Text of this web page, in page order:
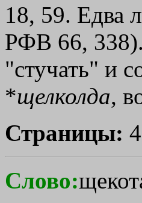
18, 59. Едва
РФВ 66, 338).
"стучать" и
*щелколда,
Страницы:
Слово: